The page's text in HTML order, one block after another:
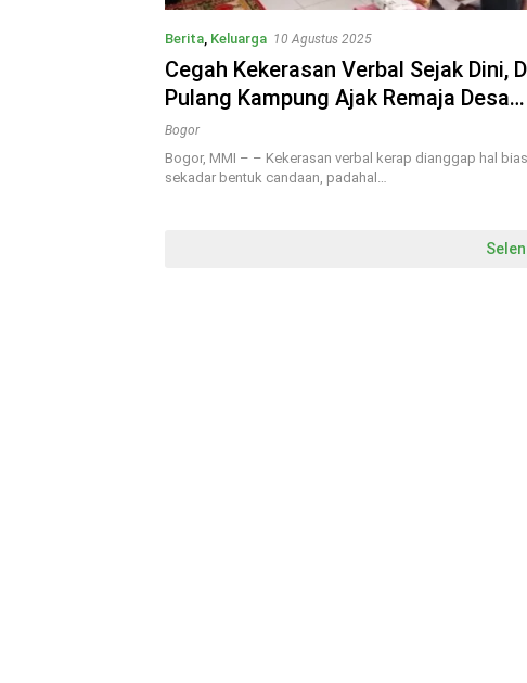
Berita, Keluarga 10 Agustus 2025
Cegah Kekerasan Verbal Sejak Dini,
Pulang Kampung Ajak Remaja Desa
Babakan Jadi Generasi Santun
Bogor
Bogor, MMI – – Kekerasan verbal kerap dianggap hal
sekadar bentuk candaan, padahal…